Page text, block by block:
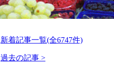
新着記事一覧(全6747件)
過去の記事 >